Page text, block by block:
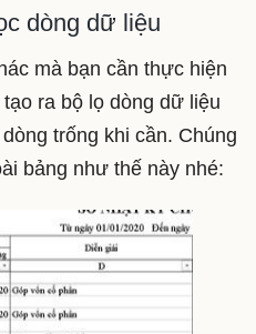
dòng dữ liệu
mà bạn cần thực hiện
ra bộ lọ dòng dữ liệu
trống khi cần. Chúng
bảng như thế này nhé: